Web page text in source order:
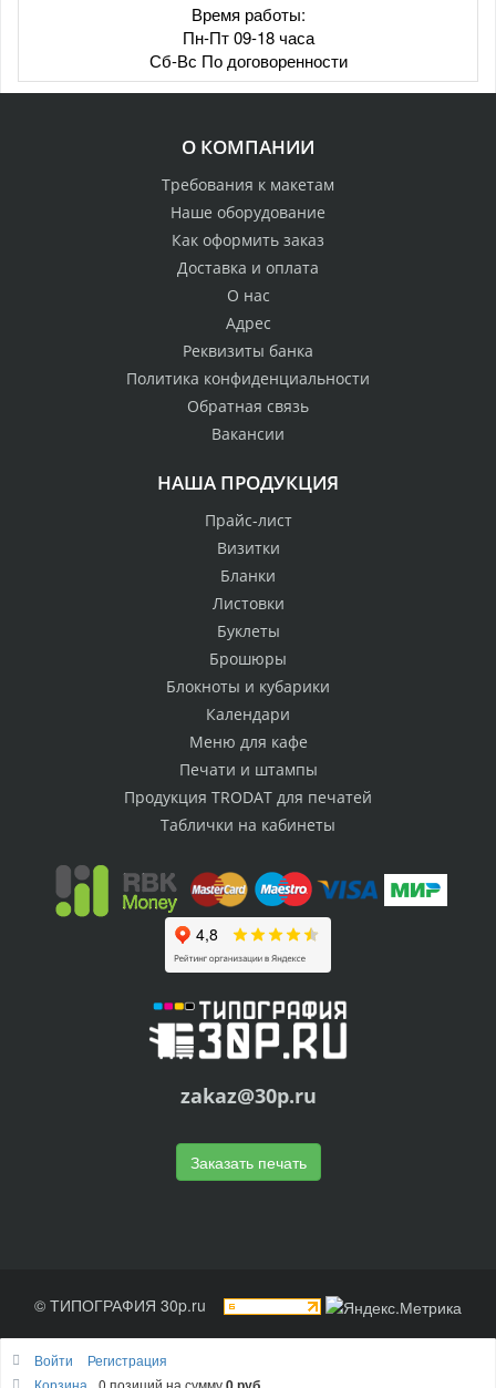
Время работы:
Пн-Пт 09-18 часа
Сб-Вс По договоренности
О КОМПАНИИ
Требования к макетам
Наше оборудование
Как оформить заказ
Доставка и оплата
О нас
Адрес
Реквизиты банка
Политика конфиденциальности
Обратная связь
Вакансии
НАША ПРОДУКЦИЯ
Прайс-лист
Визитки
Бланки
Листовки
Буклеты
Брошюры
Блокноты и кубарики
Календари
Меню для кафе
Печати и штампы
Продукция TRODAT для печатей
Таблички на кабинеты
zakaz@30p.ru
Заказать печать
© ТИПОГРАФИЯ 30p.ru
Войти
Регистрация
Корзина
0 позиций на сумму